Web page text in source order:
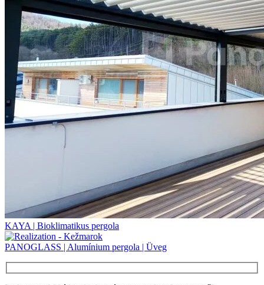
KAYA | Bioklimatikus pergola
PANOGLASS | Alumínium pergola | Üveg